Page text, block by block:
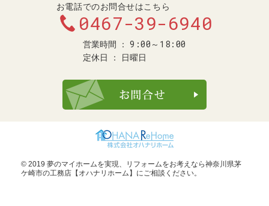
お電話でのお問合せはこちら
0467-39-6940
営業時間 9:00～18:00
定休日 日曜日
© 2019 夢のマイホームを実現、
リフォームをお考えなら神奈川県茅
ケ崎市の工務店【オハナリホーム】 にご相談ください。